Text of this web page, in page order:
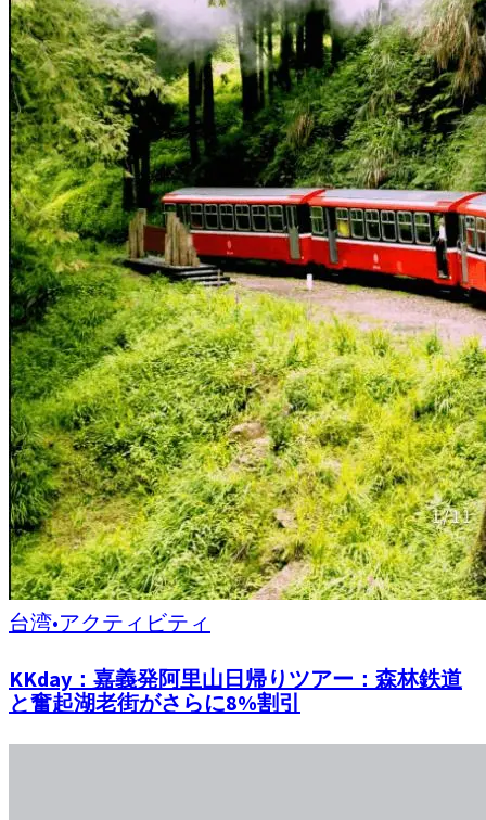
台湾•アクティビティ
KKday：嘉義発阿里山日帰りツアー：森林鉄道
と奮起湖老街がさらに8%割引